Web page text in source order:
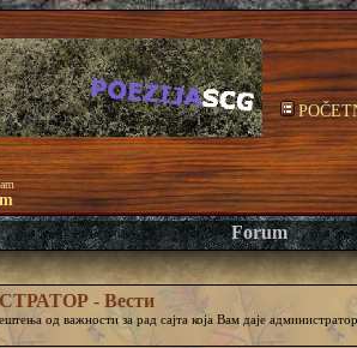
Forum
- Вести
од важности за рад сајта која Вам даје